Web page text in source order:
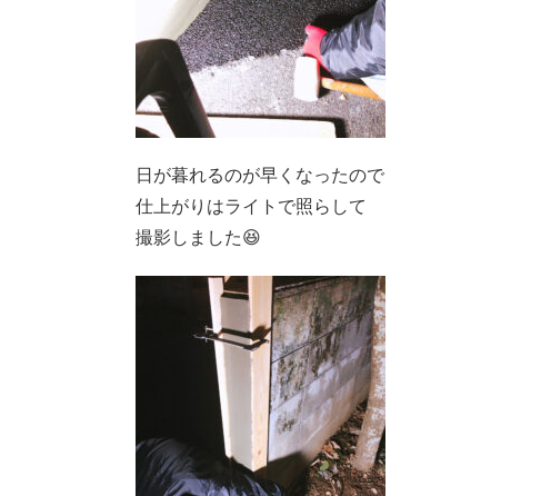
日が暮れるのが早くなったので
仕上がりはライトで照らして
撮影しました😆